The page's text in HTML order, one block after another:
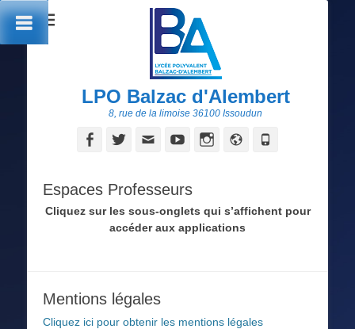
LPO Balzac d'Alembert
8, rue de la limoise 36100 Issoudun
FacebookTwitterAdresseYouTubeInstagram
Site
Espaces Professeurs
Cliquez sur les sous-onglets qui s’affichent pour
accéder aux applications
Mentions légales
Cliquez ici pour obtenir les mentions légales